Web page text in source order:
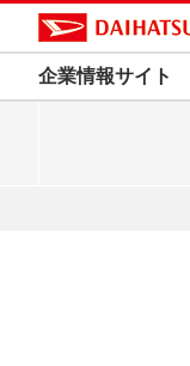
企業情報サイト